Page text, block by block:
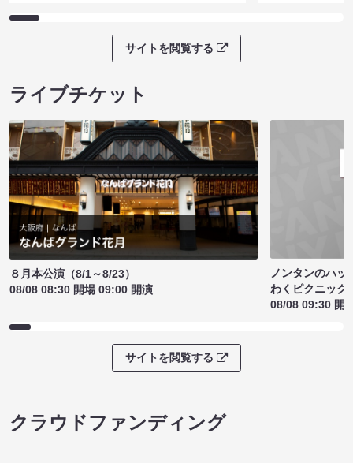
サイトを閲覧する
ライブチケット
８月本公演（8/1～8/23）
08/08 08:30 開場 09:00 開演
ノンタンのハッ
わくピクニック
08/08 09:30 開
サイトを閲覧する
クラウドファンディング